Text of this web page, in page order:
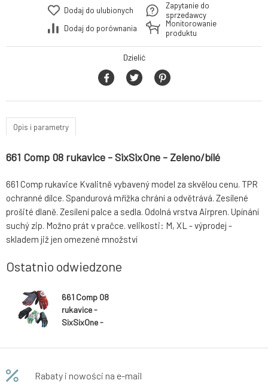
Dodaj do ulubionych
Dodaj do porównania
Zapytanie do
sprzedawcy
Monitorowanie
produktu
Dzielić
Opis i parametry
661 Comp 08 rukavice - SixSixOne - Zeleno/bílé
661 Comp rukavice Kvalitně vybavený model za skvělou cenu. TPR
ochranné dílce. Spandurová mřížka chrání a odvětrává. Zesílené
prošité dlaně. Zesílení palce a sedla. Odolná vrstva Airpren. Upínání
suchý zip. Možno prát v pračce. velikosti: M, XL - výprodej -
skladem již jen omezené množství
Ostatnio odwiedzone
661 Comp 08
rukavice -
SixSixOne -
Rabaty i nowości na e-mail